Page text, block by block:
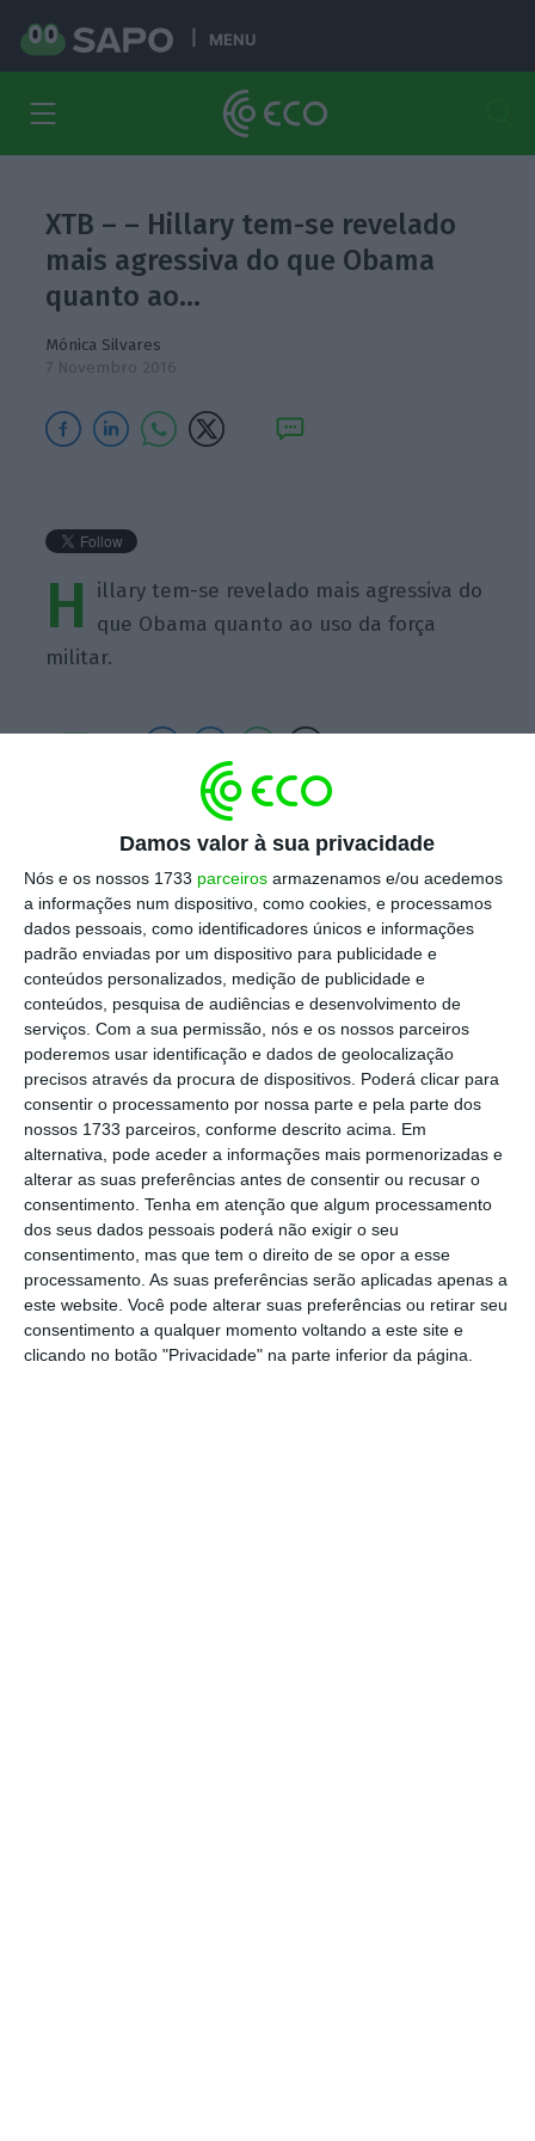
Damos valor à sua privacidade
Nós e os nossos 1733 parceiros armazenamos e/ou acedemos
a informações num dispositivo, como cookies, e processamos
dados pessoais, como identificadores únicos e informações
padrão enviadas por um dispositivo para publicidade e
conteúdos personalizados, medição de publicidade e
conteúdos, pesquisa de audiências e desenvolvimento de
serviços. Com a sua permissão, nós e os nossos parceiros
poderemos usar identificação e dados de geolocalização
precisos através da procura de dispositivos. Poderá clicar para
consentir o processamento por nossa parte e pela parte dos
nossos 1733 parceiros, conforme descrito acima. Em
alternativa, pode aceder a informações mais pormenorizadas e
alterar as suas preferências antes de consentir ou recusar o
consentimento. Tenha em atenção que algum processamento
dos seus dados pessoais poderá não exigir o seu
consentimento, mas que tem o direito de se opor a esse
processamento. As suas preferências serão aplicadas apenas a
este website. Você pode alterar suas preferências ou retirar seu
consentimento a qualquer momento voltando a este site e
clicando no botão "Privacidade" na parte inferior da página.
MENU
XTB – – Hillary tem-se revelado
mais agressiva do que Obama
quanto ao…
Mónica Silvares
7 Novembro 2016
H
illary tem-se revelado mais agressiva do
que Obama quanto ao uso da força
militar.
Assine o ECO Premium
No momento em que a informação é
mais importante do que nunca, apoie
o jornalismo independente e rigoroso.
De que forma? Assine o ECO Premium e
tenha acesso a notícias exclusivas, à
opinião que conta, às reportagens e
especiais que mostram o outro lado da
história.
Esta assinatura é uma forma de apoiar
o ECO e os seus jornalistas. A nossa